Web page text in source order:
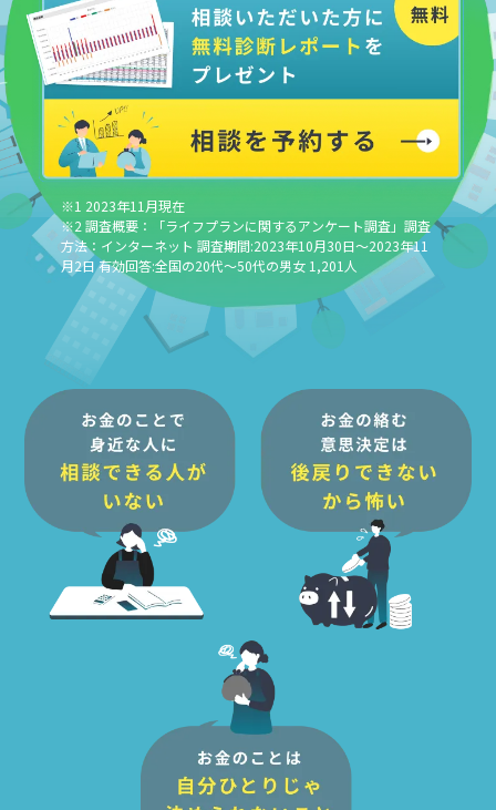
※1 2023年11月現在
※2 調査概要：「ライフプランに関するアンケート調査」調査
方法：インターネット 調査期間:2023年10月30日～2023年11
月2日 有効回答:全国の20代～50代の男女 1,201人